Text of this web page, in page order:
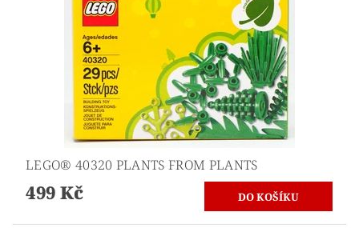
LEGO® 40320 PLANTS FROM PLANTS
499 Kč